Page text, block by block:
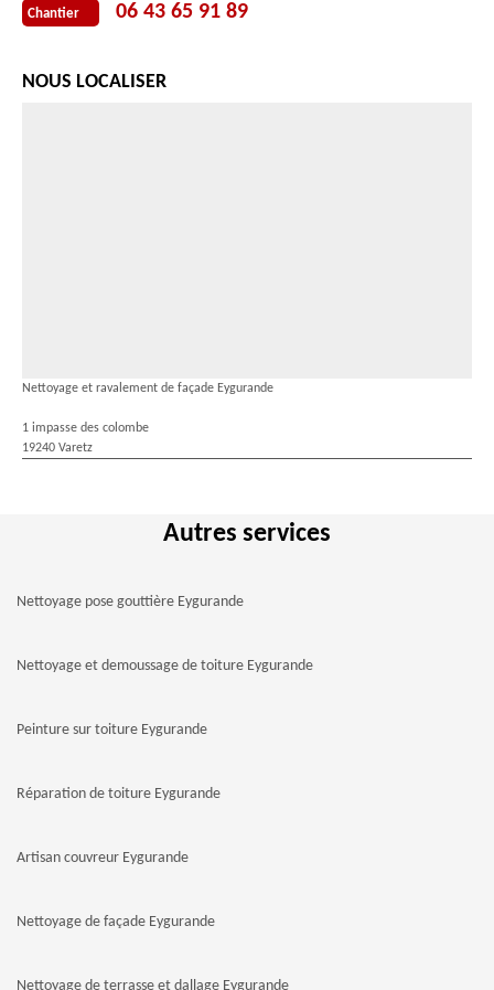
Chantier 06 43 65 91 89
NOUS LOCALISER
Nettoyage et ravalement de façade Eygurande
1 impasse des colombe
19240 Varetz
Autres services
Nettoyage pose gouttière Eygurande
Nettoyage et demoussage de toiture Eygurande
Peinture sur toiture Eygurande
Réparation de toiture Eygurande
Artisan couvreur Eygurande
Nettoyage de façade Eygurande
Nettoyage de terrasse et dallage Eygurande